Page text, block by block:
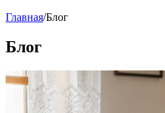
Главная/Блог
Блог